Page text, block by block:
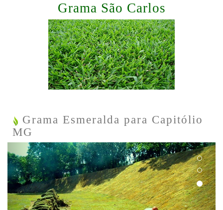
Grama São Carlos
Grama Esmeralda para Capitólio
MG
Previous Next